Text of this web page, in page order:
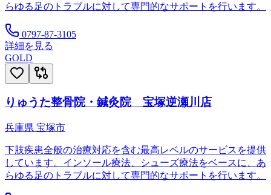
らゆる足のトラブルに対して専門的なサポートを行います。
0797-87-3105
詳細を見る
GOLD
りゅうた整骨院・鍼灸院 宝塚逆瀬川店
兵庫県 宝塚市
下肢疾患全般の治療対応を含む最高レベルのサービスを提供
しています。インソール療法、シューズ療法をベースに、あ
らゆる足のトラブルに対して専門的なサポートを行います。